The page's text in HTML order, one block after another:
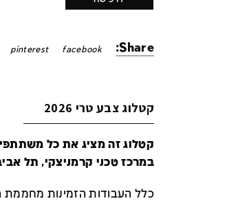
Share:
facebook
pinterest
קטלוג צבע טרי 2026
במרכז טכני קרמניצקי, תל אביב, בין
כלל העבודות הזמינות מחממת